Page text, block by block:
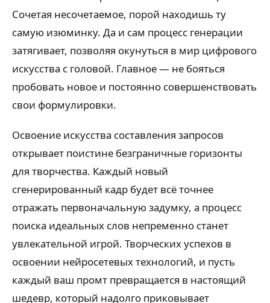
Сочетая несочетаемое, порой находишь ту
самую изюминку. Да и сам процесс генерации
затягивает, позволяя окунуться в мир цифрового
искусства с головой. Главное — не бояться
пробовать новое и постоянно совершенствовать
свои формулировки.
Освоение искусства составления запросов
открывает поистине безграничные горизонты
для творчества. Каждый новый
сгенерированный кадр будет всё точнее
отражать первоначальную задумку, а процесс
поиска идеальных слов непременно станет
увлекательной игрой. Творческих успехов в
освоении нейросетевых технологий, и пусть
каждый ваш промт превращается в настоящий
шедевр, который надолго приковывает